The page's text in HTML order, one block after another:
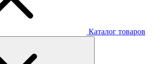
Каталог товаров